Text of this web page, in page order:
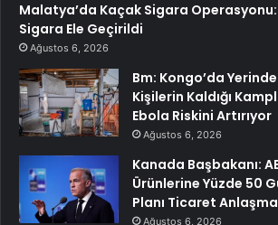
Malatya’da Kaçak Sigara
Sigara Ele Geçirildi
Ağustos 6, 2026
Bm: Kongo’da
Kişilerin Kaldığı
Ebola Riskini Artırıyor
Ağustos 6, 2026
Kanada Başbakanı:
Ürünlerine Yüzde 50
Planı Ticaret
Ağustos 6, 2026